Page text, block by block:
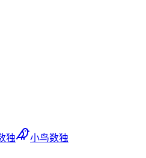
独
小鸟数独